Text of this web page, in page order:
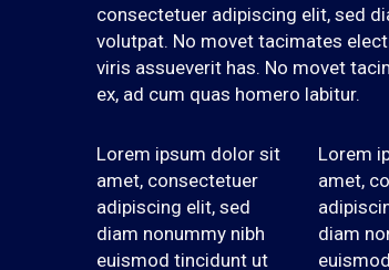
consectetuer adipiscing elit, sed
volutpat. No movet tacimates
viris assueverit has. No movet
ex, ad cum quas homero labitur.
Lorem ipsum dolor sit
amet, consectetuer
adipiscing elit, sed
diam nonummy nibh
euismod tincidunt ut
Lorem
amet,
diam